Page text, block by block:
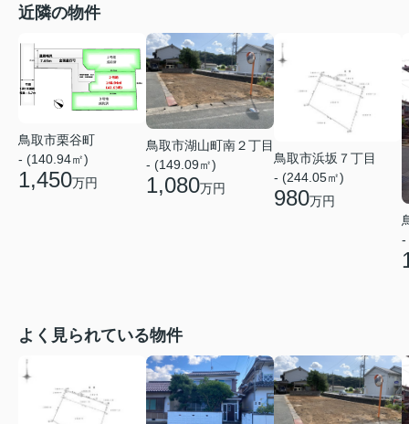
近隣の物件
鳥取市栗谷町
- (140.94㎡)
1,450万円
鳥取市湖山町南２丁目
- (149.09㎡)
1,080万円
鳥取市浜坂７丁目
- (244.05㎡)
980万円
-
よく見られている物件